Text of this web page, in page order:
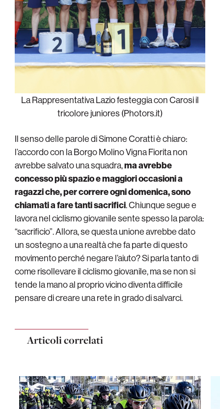
La Rappresentativa Lazio festeggia con Carosi il
tricolore juniores (Photors.it)
Il senso delle parole di Simone Coratti è chiaro:
l’accordo con la Borgo Molino Vigna Fiorita non
avrebbe salvato una squadra,ma avrebbe
concesso più spazio e maggiori occasioni a
ragazzi che, per correre ogni domenica, sono
chiamati a fare tanti sacrifici. Chiunque segue e
lavora nel ciclismo giovanile sente spesso la parola:
“sacrificio”. Allora, se questa unione avrebbe dato
un sostegno a una realtà che fa parte di questo
movimento perché negare l’aiuto? Si parla tanto di
come risollevare il ciclismo giovanile, ma se non si
tende la mano al proprio vicino diventa difficile
pensare di creare una rete in grado di salvarci.
Articoli correlati